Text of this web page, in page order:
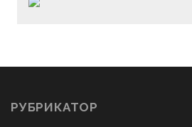
РУБРИКАТОР